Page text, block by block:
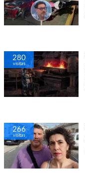
280
visitas
266
visitas